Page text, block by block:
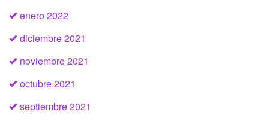
enero 2022
diciembre 2021
noviembre 2021
octubre 2021
septiembre 2021